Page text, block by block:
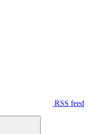
RSS feed